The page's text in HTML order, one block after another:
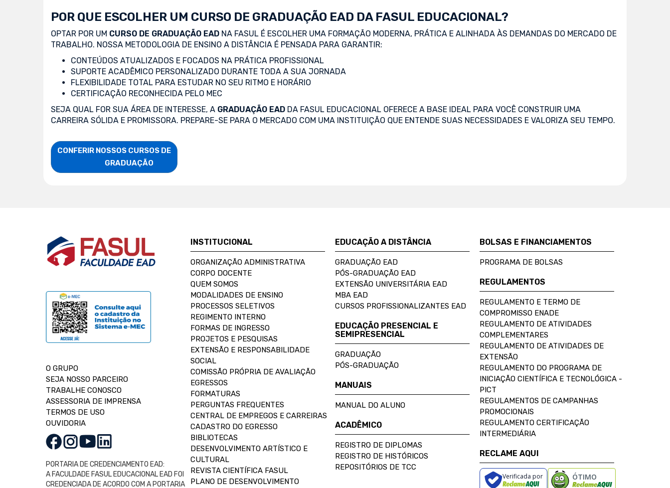
POR QUE ESCOLHER UM CURSO DE GRADUAÇÃO EAD DA FASUL EDUCACIONAL?
OPTAR POR UM CURSO DE GRADUAÇÃO EAD NA FASUL É ESCOLHER UMA FORMAÇÃO MODERNA, PRÁTICA E ALINHADA ÀS DEMANDAS DO MERCADO DE
TRABALHO. NOSSA METODOLOGIA DE ENSINO A DISTÂNCIA É PENSADA PARA GARANTIR:
CONTEÚDOS ATUALIZADOS E FOCADOS NA PRÁTICA PROFISSIONAL
SUPORTE ACADÊMICO PERSONALIZADO DURANTE TODA A SUA JORNADA
FLEXIBILIDADE TOTAL PARA ESTUDAR NO SEU RITMO E HORÁRIO
CERTIFICAÇÃO RECONHECIDA PELO MEC
SEJA QUAL FOR SUA ÁREA DE INTERESSE, A GRADUAÇÃO EAD DA FASUL EDUCACIONAL OFERECE A BASE IDEAL PARA VOCÊ CONSTRUIR UMA
CARREIRA SÓLIDA E PROMISSORA. PREPARE-SE PARA O MERCADO COM UMA INSTITUIÇÃO QUE ENTENDE SUAS NECESSIDADES E VALORIZA SEU TEMPO.
CONFERIR NOSSOS CURSOS DE
                    GRADUAÇÃO
O GRUPO
SEJA NOSSO PARCEIRO
TRABALHE CONOSCO
ASSESSORIA DE IMPRENSA
TERMOS DE USO
OUVIDORIA
PORTARIA DE CREDENCIAMENTO EAD:
A FACULDADE FASUL EDUCACIONAL EAD FOI
CREDENCIADA DE ACORDO COM A PORTARIA
INSTITUCIONAL
ORGANIZAÇÃO ADMINISTRATIVA
CORPO DOCENTE
QUEM SOMOS
MODALIDADES DE ENSINO
PROCESSOS SELETIVOS
REGIMENTO INTERNO
FORMAS DE INGRESSO
PROJETOS E PESQUISAS
EXTENSÃO E RESPONSABILIDADE
SOCIAL
COMISSÃO PRÓPRIA DE AVALIAÇÃO
EGRESSOS
FORMATURAS
PERGUNTAS FREQUENTES
CENTRAL DE EMPREGOS E CARREIRAS
CADASTRO DO EGRESSO
BIBLIOTECAS
DESENVOLVIMENTO ARTÍSTICO E
CULTURAL
REVISTA CIENTÍFICA FASUL
PLANO DE DESENVOLVIMENTO
EDUCAÇÃO A DISTÂNCIA
GRADUAÇÃO EAD
PÓS-GRADUAÇÃO EAD
EXTENSÃO UNIVERSITÁRIA EAD
MBA EAD
CURSOS PROFISSIONALIZANTES EAD
EDUCAÇÃO PRESENCIAL E
SEMIPRESENCIAL
GRADUAÇÃO
PÓS-GRADUAÇÃO
MANUAIS
MANUAL DO ALUNO
ACADÊMICO
REGISTRO DE DIPLOMAS
REGISTRO DE HISTÓRICOS
REPOSITÓRIOS DE TCC
BOLSAS E FINANCIAMENTOS
PROGRAMA DE BOLSAS
REGULAMENTOS
REGULAMENTO E TERMO DE
COMPROMISSO ENADE
REGULAMENTO DE ATIVIDADES
COMPLEMENTARES
REGULAMENTO DE ATIVIDADES DE
EXTENSÃO
REGULAMENTO DO PROGRAMA DE
INICIAÇÃO CIENTÍFICA E TECNOLÓGICA -
PICT
REGULAMENTOS DE CAMPANHAS
PROMOCIONAIS
REGULAMENTO CERTIFICAÇÃO
INTERMEDIÁRIA
RECLAME AQUI
Verificada por ÓTIMO